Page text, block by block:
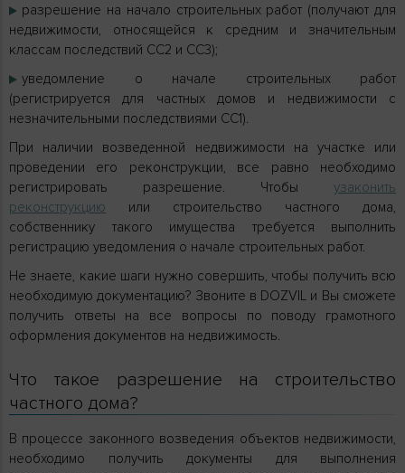
разрешение на начало строительных работ (получают для
недвижимости, относящейся к средним и значительным
классам последствий СС2 и СС3);
уведомление о начале строительных работ
(регистрируется для частных домов и недвижимости с
незначительными последствиями СС1).
При наличии возведенной недвижимости на участке или
проведении его реконструкции, все равно необходимо
регистрировать разрешение. Чтобы узаконить
реконструкцию или строительство частного дома,
собственнику такого имущества требуется выполнить
регистрацию уведомления о начале строительных работ.
Не знаете, какие шаги нужно совершить, чтобы получить всю
необходимую документацию? Звоните в DOZVIL и Вы сможете
получить ответы на все вопросы по поводу грамотного
оформления документов на недвижимость.
Что такое разрешение на строительство
частного дома?
В процессе законного возведения объектов недвижимости,
необходимо получить документы для выполнения